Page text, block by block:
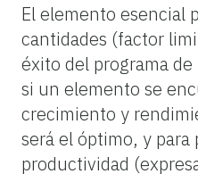
El elemento esencial
cantidades (factor
éxito del programa
si un elemento se
crecimiento y
será el óptimo, y
productividad